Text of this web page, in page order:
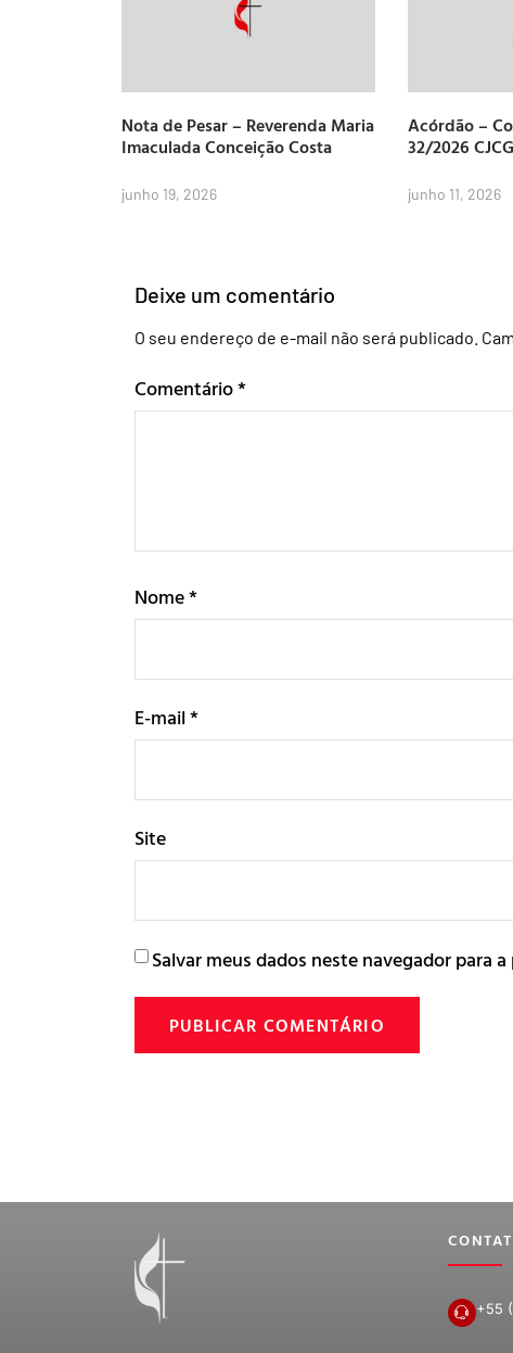
Nota de Pesar – Reverenda Maria
Imaculada Conceição Costa
junho 19, 2026
Acórdão –
32/2026 CJCG
junho 11, 2026
Deixe um comentário
O seu endereço de e-mail não será publicado.
Comentário*
Nome*
E-mail*
Site
Salvar meus dados neste navegador para
+55